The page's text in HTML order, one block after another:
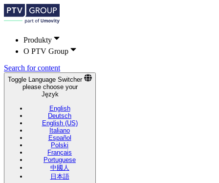
Produkty
O PTV Group
Search for content
Toggle Language Switcher
please choose your
Język
English
Deutsch
English (US)
Italiano
Español
Polski
Français
Portuguese
中國人
日本語